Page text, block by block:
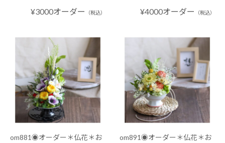
¥3000オーダー （税込） ¥4000オーダー （税込）
om881◉オーダー＊仏花＊お
om891◉オーダー＊仏花＊お